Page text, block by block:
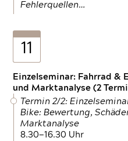
Fehlerquellen…
11
Einzelseminar: Fahrrad &
und Marktanalyse (2
Termin 2/2:
Bike: Bewertung,
Marktanalyse
8.30—16.30 Uhr